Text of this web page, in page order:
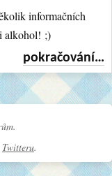
informačních
alkohol! ;)
pokračování…
Twitteru.